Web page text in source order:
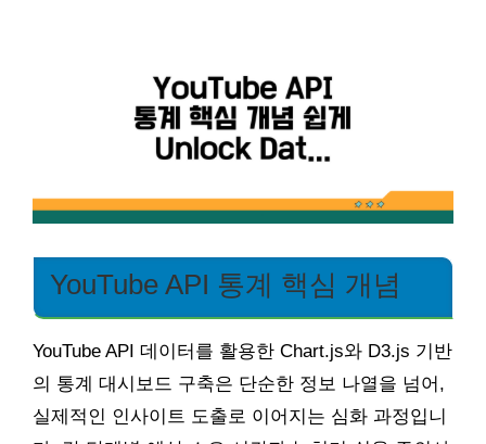
YouTube API 통계 핵심 개념
YouTube API 데이터를 활용한 Chart.js와 D3.js 기반
의 통계 대시보드 구축은 단순한 정보 나열을 넘어,
실제적인 인사이트 도출로 이어지는 심화 과정입니